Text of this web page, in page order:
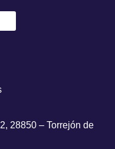
28850 – Torrejón de